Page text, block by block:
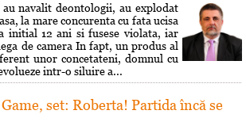
navalit deontologii, au explodat
la mare concurenta cu fata ucisa
initial 12 ani si fusese violata, iar
de camera In fapt, un produs al
unor concetateni, domnul cu
intr-o siluire a...
set: Roberta! Partida încă se